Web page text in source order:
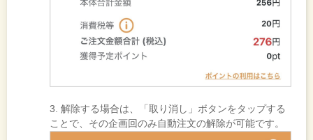
3. 解除する場合は、「取り消し」ボタンをタップする
ことで、その企画回のみ自動注文の解除が可能です。